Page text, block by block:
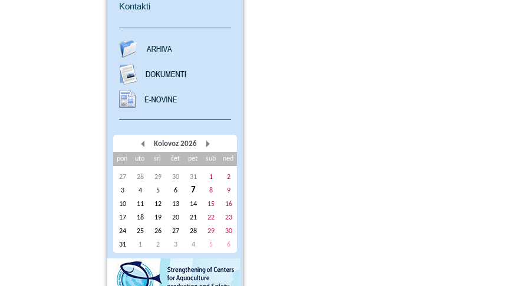
Kontakti
Kolovoz 2026
pon uto sri čet pet sub ned
27 28 29 30 31 1
2
3
4 5 6 7 8
9
10
11 12 13 14 15
16
17
18 19 20 21 22
23
24
25 26 27 28 29
30
31
1 2 3 4 5 6